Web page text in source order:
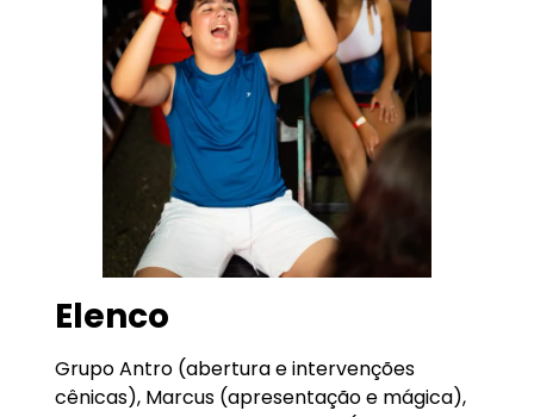
Elenco
Grupo Antro (abertura e intervenções
cênicas), Marcus (apresentação e mágica),